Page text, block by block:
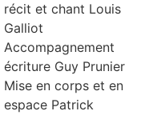
récit et chant Louis
Galliot
Accompagnement
écriture Guy Prunier
Mise en corps et en
espace Patrick